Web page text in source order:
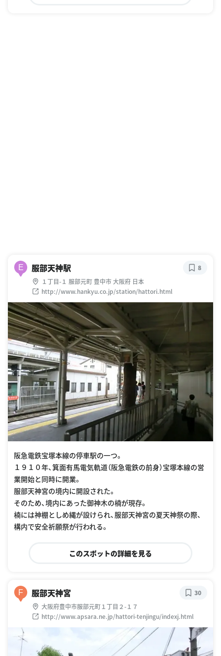
E 服部天神駅
１丁目-１ 服部元町 豊中市 大阪府 日本
http://www.hankyu.co.jp/station/hattori.html
8
阪急電鉄宝塚本線の停車駅の一つ。
１９１０年、箕面有馬電気軌道（阪急電鉄の前身）宝塚本線の営
業開始と同時に開業。
服部天神宮の境内に開設された。
そのため、境内にあった御神木の楠が現存。
楠には神棚としめ縄が設けられ、服部天神宮の夏天神祭の際、
構内で安全祈願祭が行われる。
このスポットの詳細を見る
F 服部天神宮
大阪府豊中市服部元町１丁目２-１７
http://www.apsara.ne.jp/hattori-tenjingu/indexj.html
30